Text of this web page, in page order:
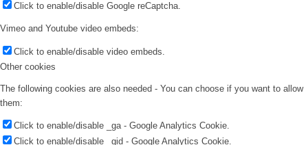
Click to enable/disable Google reCaptcha.
Vimeo and Youtube video embeds:
Click to enable/disable video embeds.
Other cookies
The following cookies are also needed - You can choose if you want to allow
them:
Click to enable/disable _ga - Google Analytics Cookie.
Click to enable/disable _gid - Google Analytics Cookie.